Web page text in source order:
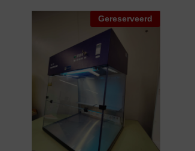
Gereserveerd